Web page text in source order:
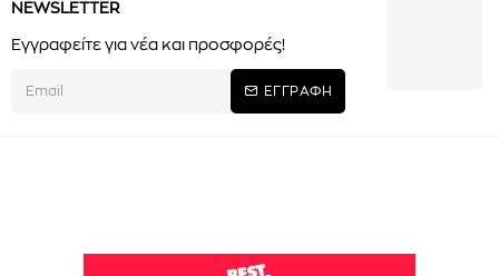
NEWSLETTER
Εγγραφείτε για νέα και προσφορές!
ΕΓΓΡΑΦΗ